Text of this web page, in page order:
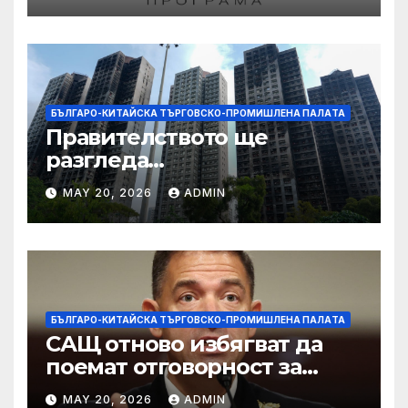
БЪЛГАРО-КИТАЙСКА ТЪРГОВСКО-ПРОМИШЛЕНА ПАЛAТА
Правителството ще
разгледа
застрахователните
претенции на Wang Fuk
Court по план за обратно
изкупуване: Хоп
MAY 20, 2026 ADMIN
БЪЛГАРО-КИТАЙСКА ТЪРГОВСКО-ПРОМИШЛЕНА ПАЛAТА
САЩ отново избягват да
поемат отговорност за
нападението в училище в
MAY 20, 2026 ADMIN